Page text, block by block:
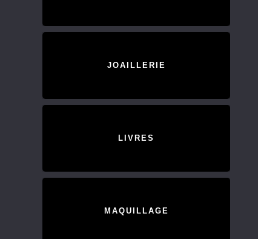
JOAILLERIE
LIVRES
MAQUILLAGE